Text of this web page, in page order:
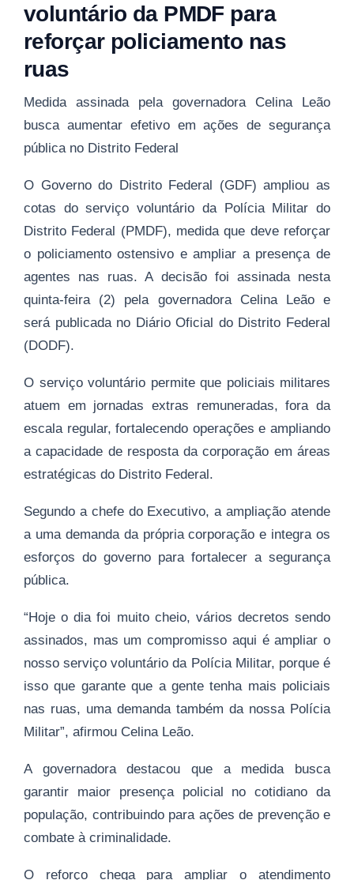
voluntário da PMDF para
reforçar policiamento nas
ruas
Medida assinada pela governadora Celina Leão
busca aumentar efetivo em ações de segurança
pública no Distrito Federal
O Governo do Distrito Federal (GDF) ampliou as
cotas do serviço voluntário da Polícia Militar do
Distrito Federal (PMDF), medida que deve reforçar
o policiamento ostensivo e ampliar a presença de
agentes nas ruas. A decisão foi assinada nesta
quinta-feira (2) pela governadora Celina Leão e
será publicada no Diário Oficial do Distrito Federal
(DODF).
O serviço voluntário permite que policiais militares
atuem em jornadas extras remuneradas, fora da
escala regular, fortalecendo operações e ampliando
a capacidade de resposta da corporação em áreas
estratégicas do Distrito Federal.
Segundo a chefe do Executivo, a ampliação atende
a uma demanda da própria corporação e integra os
esforços do governo para fortalecer a segurança
pública.
“Hoje o dia foi muito cheio, vários decretos sendo
assinados, mas um compromisso aqui é ampliar o
nosso serviço voluntário da Polícia Militar, porque é
isso que garante que a gente tenha mais policiais
nas ruas, uma demanda também da nossa Polícia
Militar”, afirmou Celina Leão.
A governadora destacou que a medida busca
garantir maior presença policial no cotidiano da
população, contribuindo para ações de prevenção e
combate à criminalidade.
O reforço chega para ampliar o atendimento